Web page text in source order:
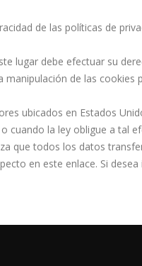
de las políticas de
lugar debe efectuar su
de las cookies
ubicados en Estados
la ley obligue a tal
que todos los datos
en este enlace. Si